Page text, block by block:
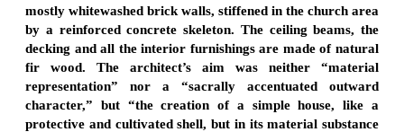
mostly whitewashed brick walls, stiffened in the church area
by a reinforced concrete skeleton. The ceiling beams, the
decking and all the interior furnishings are made of natural
fir wood. The architect’s aim was neither “material
representation” nor a “sacrally accentuated outward
character,” but “the creation of a simple house, like a
protective and cultivated shell, but in its material substance